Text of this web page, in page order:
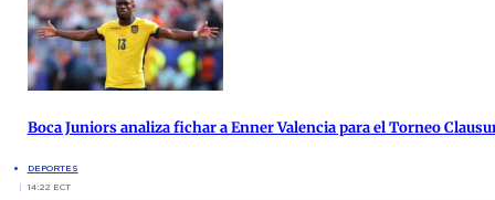
Boca Juniors analiza fichar a Enner Valencia para el Torneo
DEPORTES
14:22 ECT